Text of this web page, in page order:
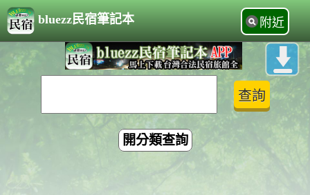
bluezz民宿筆記本 附近
開分類查詢